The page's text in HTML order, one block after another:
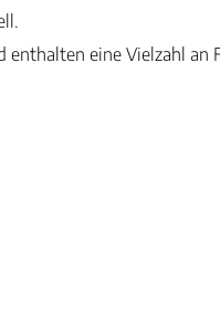
eine Vielzahl